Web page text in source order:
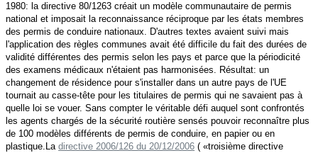
1980: la directive 80/1263 créait un modèle communautaire de permis
national et imposait la reconnaissance réciproque par les états membres
des permis de conduire nationaux. D'autres textes avaient suivi mais
l'application des règles communes avait été difficile du fait des durées de
validité différentes des permis selon les pays et parce que la périodicité
des examens médicaux n'étaient pas harmonisées. Résultat: un
changement de résidence pour s'installer dans un autre pays de l'UE
tournait au casse-tête pour les titulaires de permis qui ne savaient pas à
quelle loi se vouer. Sans compter le véritable défi auquel sont confrontés
les agents chargés de la sécurité routière sensés pouvoirreconnaîtreplus
de 100 modèles différents de permis de conduire, en papier ou en
plastique. Ladirective 2006/126 du 20/12/2006 ( «troisième directive